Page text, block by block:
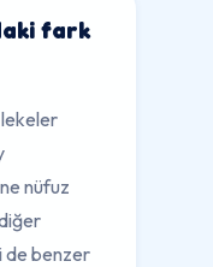
fark
nüfuz
de benzer